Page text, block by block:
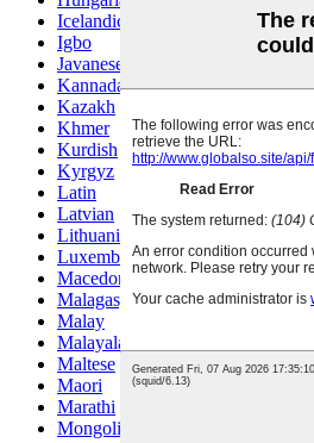
Icelandic
Igbo
Javanese
Kannada
Kazakh
Khmer
Kurdish
Kyrgyz
Latin
Latvian
Lithuanian
Luxembou..
Macedonian
Malagasy
Malay
Malayalam
Maltese
Maori
Marathi
Mongolian